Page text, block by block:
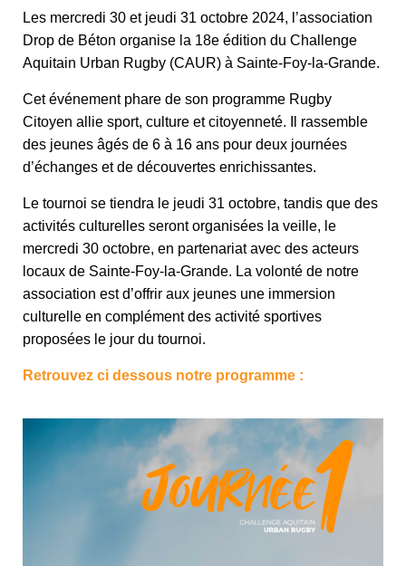
Les mercredi 30 et jeudi 31 octobre 2024, l’association
Drop de Béton organise la 18e édition du Challenge
Aquitain Urban Rugby (CAUR) à Sainte-Foy-la-Grande.
Cet événement phare de son programme Rugby
Citoyen allie sport, culture et citoyenneté. Il rassemble
des jeunes âgés de 6 à 16 ans pour deux journées
d’échanges et de découvertes enrichissantes.
Le tournoi se tiendra le jeudi 31 octobre, tandis que des
activités culturelles seront organisées la veille, le
mercredi 30 octobre, en partenariat avec des acteurs
locaux de Sainte-Foy-la-Grande. La volonté de notre
association est d’offrir aux jeunes une immersion
culturelle en complément des activité sportives
proposées le jour du tournoi.
Retrouvez ci dessous notre programme :